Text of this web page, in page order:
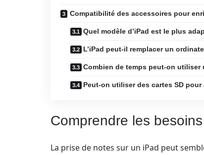
Compatibilité des accessoires pour
Quel modèle d’iPad est le plus
L’iPad peut-il remplacer un
Combien de temps peut-on utiliser
Peut-on utiliser des cartes SD
Comprendre les
La prise de notes sur un iPad peut